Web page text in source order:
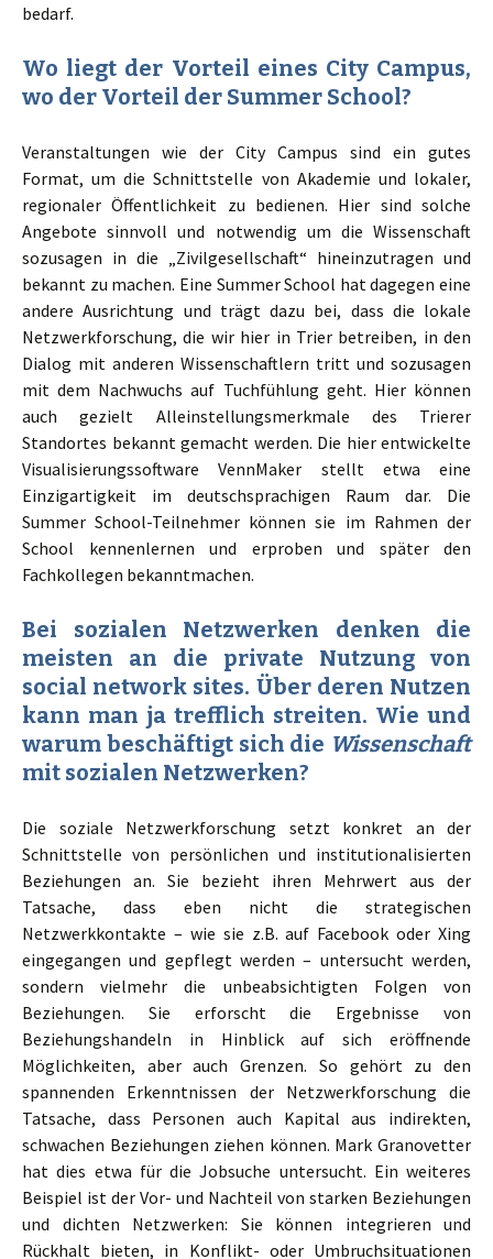
bedarf.
Wo liegt der Vorteil eines City Campus,
wo der Vorteil der Summer School?
Veranstaltungen wie der City Campus sind ein gutes
Format, um die Schnittstelle von Akademie und lokaler,
regionaler Öffentlichkeit zu bedienen. Hier sind solche
Angebote sinnvoll und notwendig um die Wissenschaft
sozusagen in die „Zivilgesellschaft“ hineinzutragen und
bekannt zu machen. Eine Summer School hat dagegen eine
andere Ausrichtung und trägt dazu bei, dass die lokale
Netzwerkforschung, die wir hier in Trier betreiben, in den
Dialog mit anderen Wissenschaftlern tritt und sozusagen
mit dem Nachwuchs auf Tuchfühlung geht. Hier können
auch gezielt Alleinstellungsmerkmale des Trierer
Standortes bekannt gemacht werden. Die hier entwickelte
Visualisierungssoftware VennMaker stellt etwa eine
Einzigartigkeit im deutschsprachigen Raum dar. Die
Summer School-Teilnehmer können sie im Rahmen der
School kennenlernen und erproben und später den
Fachkollegen bekanntmachen.
Bei sozialen Netzwerken denken die
meisten an die private Nutzung von
social network sites. Über deren Nutzen
kann man ja trefflich streiten. Wie und
warum beschäftigt sich die Wissenschaft
mit sozialen Netzwerken?
Die soziale Netzwerkforschung setzt konkret an der
Schnittstelle von persönlichen und institutionalisierten
Beziehungen an. Sie bezieht ihren Mehrwert aus der
Tatsache, dass eben nicht die strategischen
Netzwerkkontakte – wie sie z.B. auf Facebook oder Xing
eingegangen und gepflegt werden – untersucht werden,
sondern vielmehr die unbeabsichtigten Folgen von
Beziehungen. Sie erforscht die Ergebnisse von
Beziehungshandeln in Hinblick auf sich eröffnende
Möglichkeiten, aber auch Grenzen. So gehört zu den
spannenden Erkenntnissen der Netzwerkforschung die
Tatsache, dass Personen auch Kapital aus indirekten,
schwachen Beziehungen ziehen können. Mark Granovetter
hat dies etwa für die Jobsuche untersucht. Ein weiteres
Beispiel ist der Vor- und Nachteil von starken Beziehungen
und dichten Netzwerken: Sie können integrieren und
Rückhalt bieten, in Konflikt- oder Umbruchsituationen